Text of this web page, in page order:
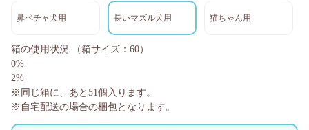
鼻ペチャ犬用 長いマズル犬用 猫ちゃん用
箱の使用状況
（箱サイズ：60）
0%
2%
※同じ箱に、あと 51個入ります。
※自宅配送の場合の梱包となります。